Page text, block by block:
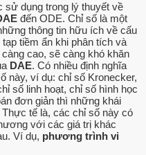
sử dụng trong lý thuyết về
đến ODE. Chỉ số là một
thông tin hữu ích về cấu
tiềm ẩn khi phân tích và
cao, sẽ càng khó khăn
DAE. Có nhiều định nghĩa
này, ví dụ: chỉ số Kronecker,
số linh hoạt, chỉ số hình học
đơn giản thì những khái
tế là, các chỉ số này có
với các giá trị khác
Ví dụ, phương trình vi